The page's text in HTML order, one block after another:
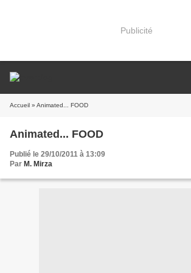
Publicité
Accueil » Animated... FOOD
Animated... FOOD
Publié le 29/10/2011 à 13:09
Par M. Mirza